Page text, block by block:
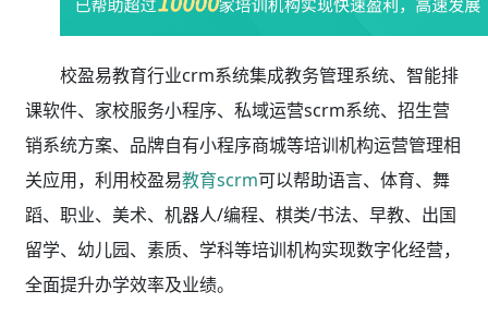
校盈易教育行业crm系统集成教务管理系统、智能排
课软件、家校服务小程序、私域运营scrm系统、招生营
销系统方案、品牌自有小程序商城等培训机构运营管理相
关应用，利用校盈易教育scrm可以帮助语言、体育、舞
蹈、职业、美术、机器人/编程、棋类/书法、早教、出国
留学、幼儿园、素质、学科等培训机构实现数字化经营，
全面提升办学效率及业绩。